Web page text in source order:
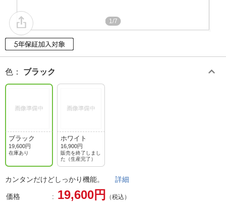
1/7
色 ： ブラック
ブラック
19,600円
在庫あり
ホワイト
16,900円
販売を終了しまし
た（生産完了）
カンタンだけどしっかり機能。 詳細
価格 19,600円 （税込）